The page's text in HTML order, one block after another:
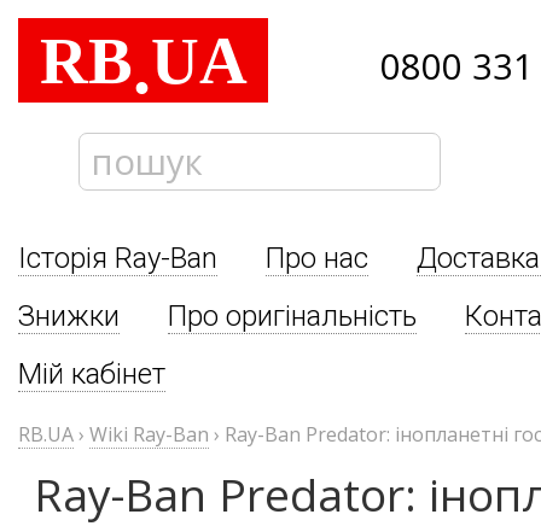
RB.UA 0800
Історія Ray-Ban Про нас
Знижки
Про оригінальність
Мій кабінет
RB.UA› Wiki Ray-Ban › Ray-Ban Predator: інопланетні
Ray-Ban Predator: